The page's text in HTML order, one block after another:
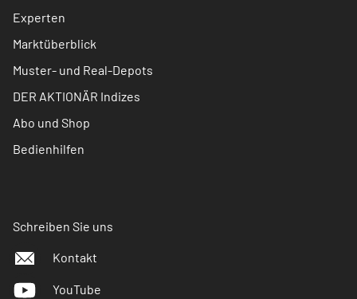
Experten
Marktüberblick
Muster- und Real-Depots
DER AKTIONÄR Indizes
Abo und Shop
Bedienhilfen
Schreiben Sie uns
Kontakt
YouTube